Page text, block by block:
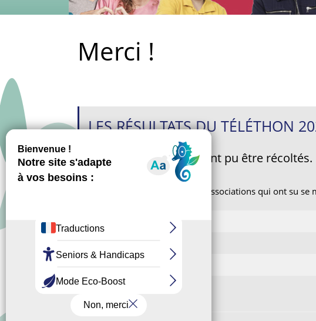
Merci !
LES RÉSULTATS DU TÉLÉTHON
Grâce à vous, 2531 € ont pu être récoltés.
Merci à tous vos dons et aux associations qui ont su
BCS Gym rythmique
Bridge